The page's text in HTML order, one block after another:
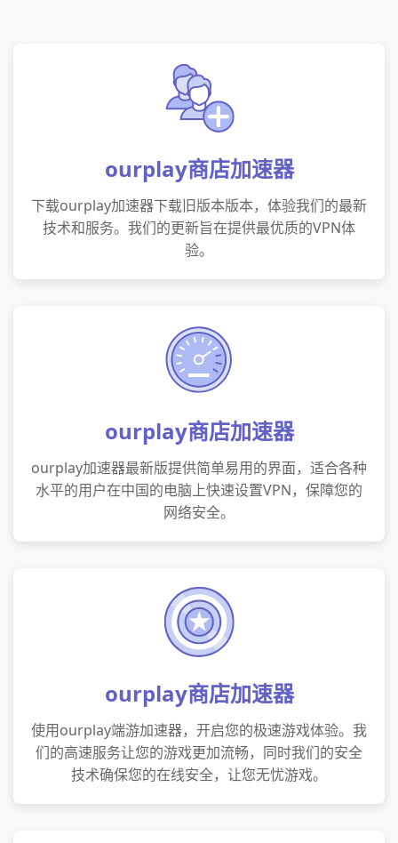
ourplay商店加速器
下载ourplay加速器下载旧版本版本，体验我们的最新
技术和服务。我们的更新旨在提供最优质的VPN体
验。
ourplay商店加速器
ourplay加速器最新版提供简单易用的界面，适合各种
水平的用户在中国的电脑上快速设置VPN，保障您的
网络安全。
ourplay商店加速器
使用ourplay端游加速器，开启您的极速游戏体验。我
们的高速服务让您的游戏更加流畅，同时我们的安全
技术确保您的在线安全，让您无忧游戏。